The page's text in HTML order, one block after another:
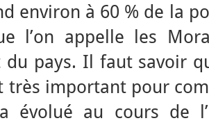
environ à 60 % de la
l’on appelle les
du pays. Il faut savoir
très important pour
évolué au cours de